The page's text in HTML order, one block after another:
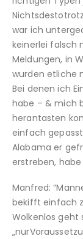
war ich
keinerlei falsch
Meldungen, in
wurden etliche
Bei denen ich
habe – & mich
herantasten
einfach
Alabama er
erstreben,
Manfred:
bekifft einfach
Wolkenlos geht